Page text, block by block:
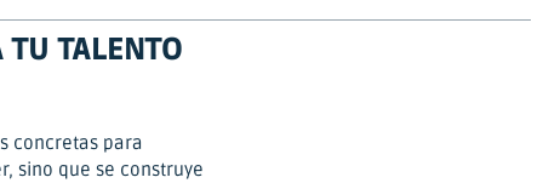
TALENTO
concretas para
sino que se construye